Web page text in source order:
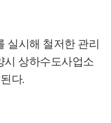
실시해 철저한 관리
시 상하수도사업소
다.